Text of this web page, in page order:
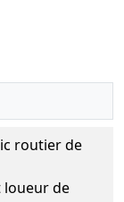
routier de
loueur de